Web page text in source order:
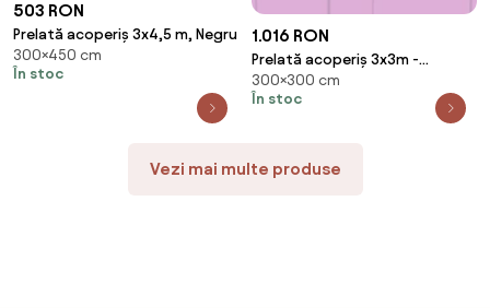
503 RON
Prelată acoperiș 3x4,5 m, Negru
300×450 cm
În stoc
1.016 RON
Prelată acoperiș 3x3m -
hexagonal, Verde
300×300 cm
În stoc
Vezi mai multe produse